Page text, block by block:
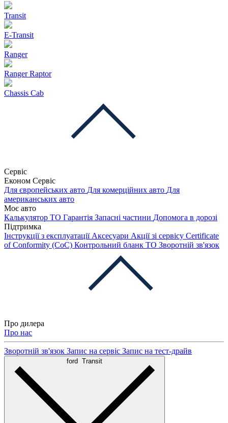
Transit
E-Transit
Ranger
Ranger Raptor
Chassis Cab
Сервіс
Економ Сервіс
Для європейських авто Для комерційних авто Для
американських авто
Моє авто
Калькулятор ТО Гарантія Запасні частини Допомога в дорозі
Підтримка
Інструкції з експлуатації Аксесуари Акції зі сервісу Certificate
of Conformity (CoC) Контрольний бланк ТО Зворотній зв'язок
Про дилера
Про нас
Зворотній зв'язок Запис на сервіс Запис на тест-драйв
ford Transit